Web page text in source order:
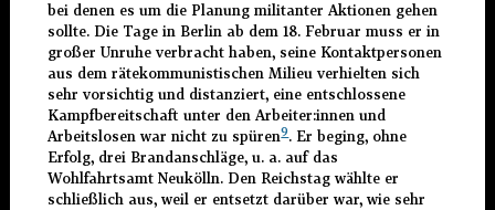
bei denen es um die Planung militanter Aktionen gehen
sollte. Die Tage in Berlin ab dem 18. Februar muss er in
großer Unruhe verbracht haben, seine Kontaktpersonen
aus dem rätekommunistischen Milieu verhielten sich
sehr vorsichtig und distanziert, eine entschlossene
Kampfbereitschaft unter den Arbeiter:innen und
Arbeitslosen war nicht zu spüren9. Er beging, ohne
Erfolg, drei Brandanschläge, u. a. auf das
Wohlfahrtsamt Neukölln. Den Reichstag wählte er
schließlich aus, weil er entsetzt darüber war, wie sehr